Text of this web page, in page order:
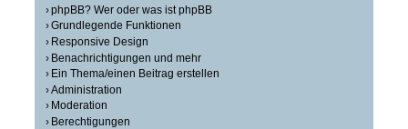
phpBB? Wer oder was ist phpBB
Grundlegende Funktionen
Responsive Design
Benachrichtigungen und mehr
Ein Thema/einen Beitrag erstellen
Administration
Moderation
Berechtigungen